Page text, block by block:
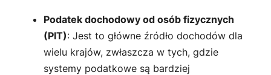
Podatek dochodowy od osób fizycznych
(PIT): Jest to główne źródło dochodów dla
wielu krajów, zwłaszcza w tych, gdzie
systemy podatkowe są bardziej